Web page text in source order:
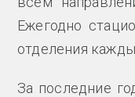
Ежегодно
отделения
За последние